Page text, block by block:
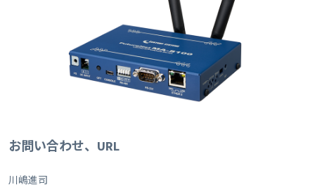
お問い合わせ、URL
川嶋進司